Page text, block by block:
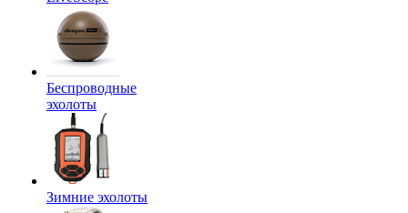
Беспроводные
эхолоты
Зимние эхолоты